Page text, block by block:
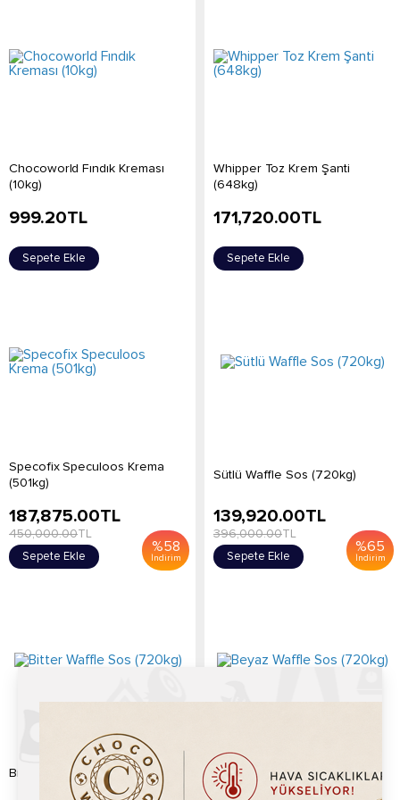
Chocoworld Fındık Kreması
(10kg)
999.20TL
Sepete Ekle
Whipper Toz Krem Şanti
(648kg)
171,720.00TL
Sepete Ekle
Specofix Speculoos Krema
(501kg)
%58
İndirim
187,875.00TL
450,000.00TL
Sepete Ekle
Sütlü Waffle Sos (720kg)
%65
İndirim
139,920.00TL
396,000.00TL
Sepete Ekle
Bitter Waffle Sos (720kg) Beyaz Waffle Sos (720kg)